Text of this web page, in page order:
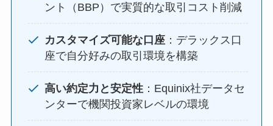
ント（BBP）で実質的な取引コスト削減
カスタマイズ可能な口座：デラックス口
座で自分好みの取引環境を構築
高い約定力と安定性：Equinix社データセ
ンターで機関投資家レベルの環境